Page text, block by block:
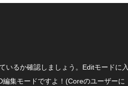
いるか確認しましょう。Editモードに
編集モードですよ！(Coreのユーザーに